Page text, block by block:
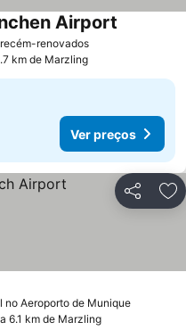
renovadosVer preços
Airport
km de Marzling
Ver preços
Partilhar
no Aeroporto de MuniqueVer
6.1 km de Marzling